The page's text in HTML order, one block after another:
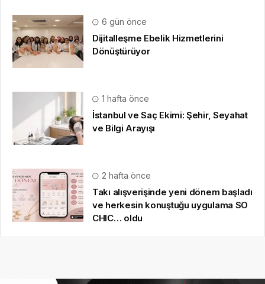
6 gün önce
Dijitalleşme Ebelik Hizmetlerini
Dönüştürüyor
1 hafta önce
İstanbul ve Saç Ekimi: Şehir, Seyahat
ve Bilgi Arayışı
2 hafta önce
Takı alışverişinde yeni dönem başladı
ve herkesin konuştuğu uygulama SO
CHIC… oldu